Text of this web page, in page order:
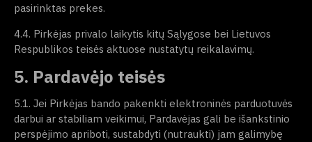
pasirinktas prekes.
4.4. Pirkėjas privalo laikytis kitų Sąlygose bei Lietuvos
Respublikos teisės aktuose nustatytų reikalavimų.
5. Pardavėjo teisės
5.1. Jei Pirkėjas bando pakenkti elektroninės parduotuvės
darbui ar stabiliam veikimui, Pardavėjas gali be išankstinio
perspėjimo apriboti, sustabdyti (nutraukti) jam galimybę